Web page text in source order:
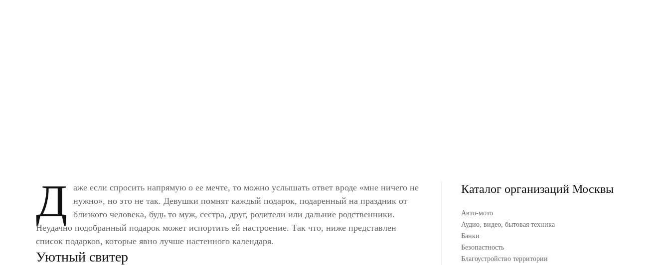
Д
аже если спросить напрямую о ее мечте, то можно услышать ответ вроде «мне ничего не
нужно», но это не так. Девушки помнят каждый подарок, подаренный на праздник от
близкого человека, будь то муж, сестра, друг, родители или дальние родственники.
Неудачно подобранный подарок может испортить ей настроение. Так что, ниже представлен
список подарков, которые явно лучше настенного календаря.
Уютный свитер
Каталог организаций Москвы
Авто-мото
Аудио, видео, бытовая техника
Банки
Безопастность
Благоустройство территории